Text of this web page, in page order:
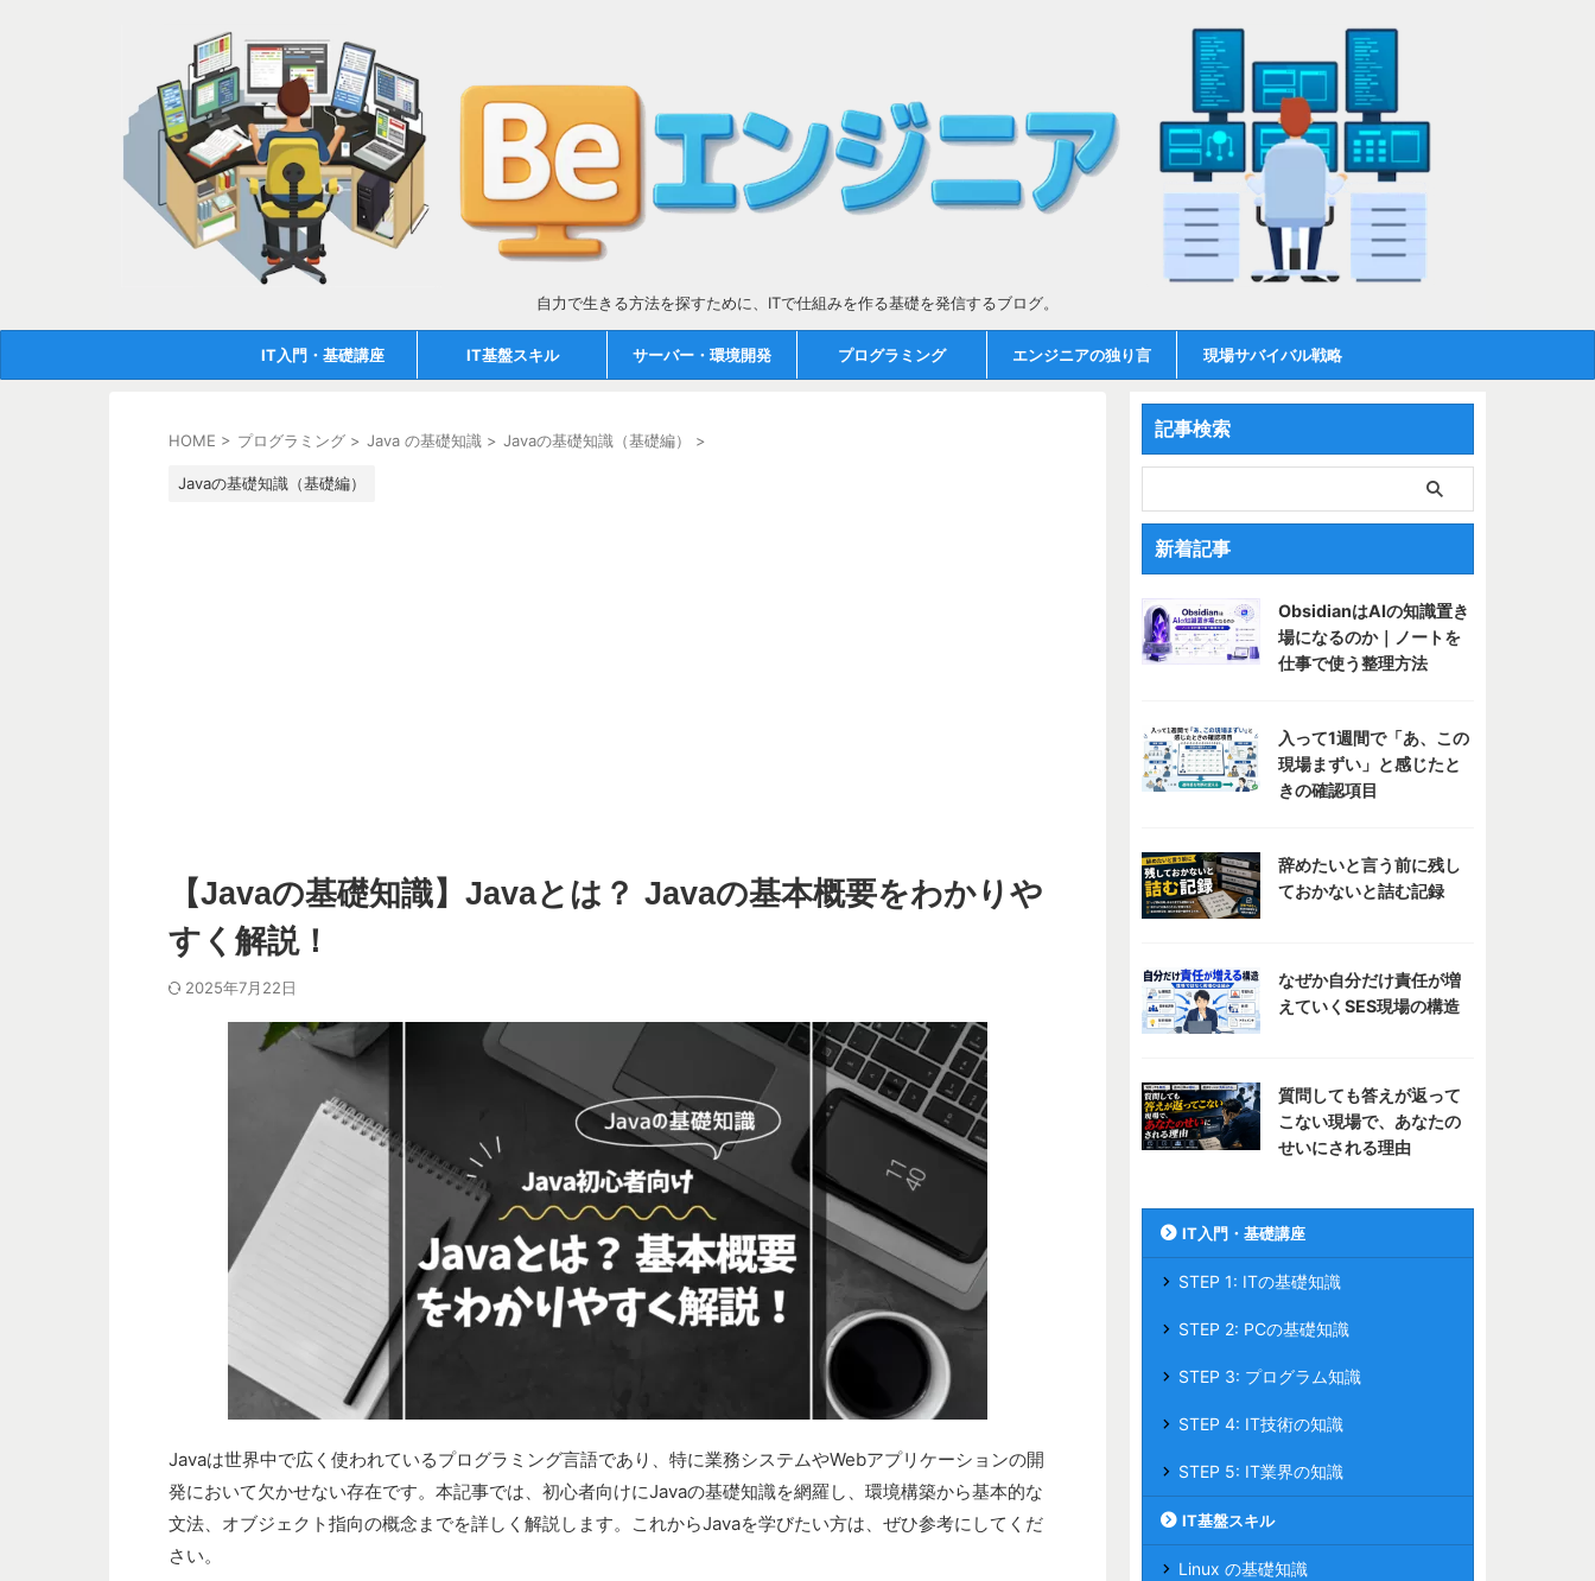
自力で生きる方法を探すために、ITで仕組みを作る基礎を発信するブログ。
IT入門・基礎講座 IT基盤スキル サーバー・環境開発 プログラミング エンジニアの独り言 現場サバイバル戦略
HOME > プログラミング > Java の基礎知識 > Javaの基礎知識（基礎編） >
Javaの基礎知識（基礎編）
【Javaの基礎知識】Javaとは？ Javaの基本概要をわかりや
すく解説！
2025年7月22日
Javaは世界中で広く使われているプログラミング言語であり、特に業務システムやWebアプリケーションの開
発において欠かせない存在です。本記事では、初心者向けにJavaの基礎知識を網羅し、環境構築から基本的な
文法、オブジェクト指向の概念までを詳しく解説します。これからJavaを学びたい方は、ぜひ参考にしてくだ
さい。
記事検索
新着記事
ObsidianはAIの知識置き
場になるのか｜ノートを
仕事で使う整理方法
入って1週間で「あ、この
現場まずい」と感じたと
きの確認項目
辞めたいと言う前に残し
ておかないと詰む記録
なぜか自分だけ責任が増
えていくSES現場の構造
質問しても答えが返って
こない現場で、あなたの
せいにされる理由
IT入門・基礎講座
STEP 1: ITの基礎知識
STEP 2: PCの基礎知識
STEP 3: プログラム知識
STEP 4: IT技術の知識
STEP 5: IT業界の知識
IT基盤スキル
Linux の基礎知識